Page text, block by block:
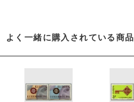
よく一緒に購入されている商品